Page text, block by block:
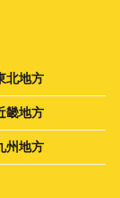
北地方
畿地方
州地方